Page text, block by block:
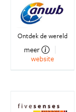
Ontdek de wereld
meer
website